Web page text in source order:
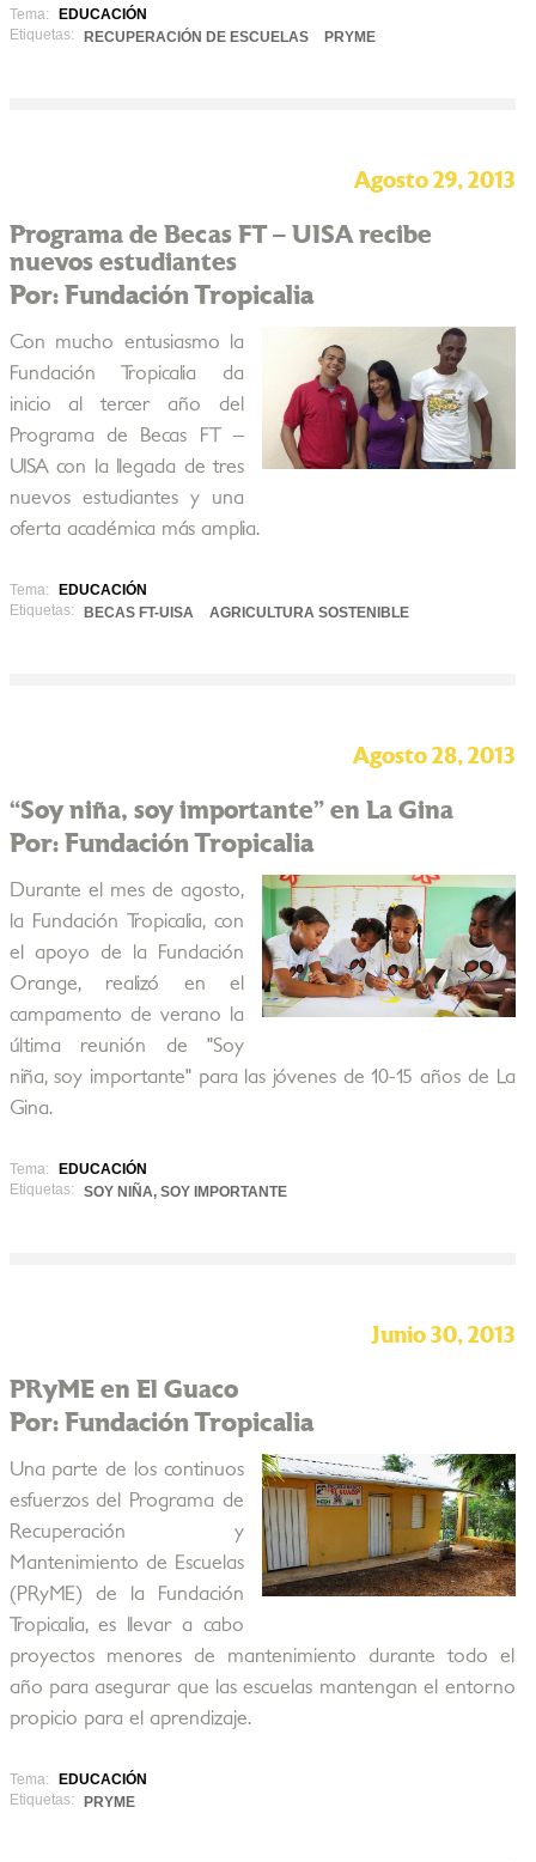
Tema:
EDUCACIÓN
Etiquetas:
RECUPERACIÓN DE ESCUELAS PRYME
Agosto 29, 2013
Programa de Becas FT – UISA recibe
nuevos estudiantes
Por: Fundación Tropicalia
Con mucho entusiasmo la
Fundación Tropicalia da
inicio al tercer año del
Programa de Becas FT –
UISA con la llegada de tres
nuevos estudiantes y una
oferta académica más amplia.
Tema:
EDUCACIÓN
Etiquetas:
BECAS FT-UISA AGRICULTURA SOSTENIBLE
Agosto 28, 2013
“Soy niña, soy importante” en La Gina
Por: Fundación Tropicalia
Durante el mes de agosto,
la Fundación Tropicalia, con
el apoyo de la Fundación
Orange, realizó en el
campamento de verano la
última reunión de "Soy
niña, soy importante" para las jóvenes de 10-15 años de La
Gina.
Tema:
EDUCACIÓN
Etiquetas:
SOY NIÑA, SOY IMPORTANTE
Junio 30, 2013
PRyME en El Guaco
Por: Fundación Tropicalia
Una parte de los continuos
esfuerzos del Programa de
Recuperación y
Mantenimiento de Escuelas
(PRyME) de la Fundación
Tropicalia, es llevar a cabo
proyectos menores de mantenimiento durante todo el
año para asegurar que las escuelas mantengan el entorno
propicio para el aprendizaje.
Tema:
EDUCACIÓN
Etiquetas:
PRYME